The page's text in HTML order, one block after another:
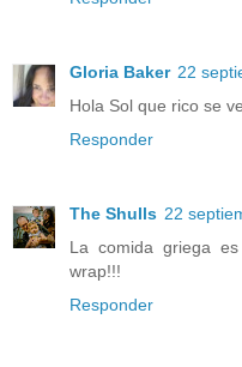
Gloria Baker 22
Hola Sol que rico se
Responder
The Shulls 22
La comida griega
wrap!!!
Responder